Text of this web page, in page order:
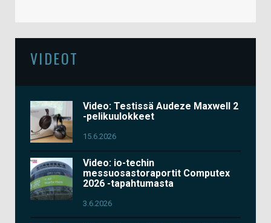
VIDEOT
Video: Testissä Audeze Maxwell 2
-pelikuulokkeet
15.6.2026
Video: io-techin
messuosastoraportit Computex
2026 -tapahtumasta
3.6.2026